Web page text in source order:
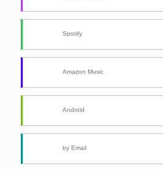
Spotify
Amazon Music
Android
by Email